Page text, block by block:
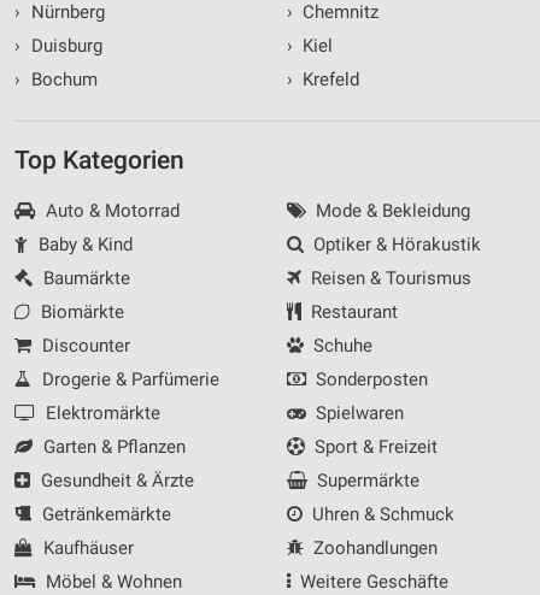
›
Nürnberg
›
Duisburg
›
Bochum
› Chemnitz
› Kiel
› Krefeld
Top Kategorien
Auto & Motorrad
Baby & Kind
Baumärkte
Biomärkte
Discounter
Drogerie & Parfümerie
Elektromärkte
Garten & Pflanzen
Gesundheit & Ärzte
Getränkemärkte
Kaufhäuser
Möbel & Wohnen
Mode & Bekleidung
Optiker & Hörakustik
Reisen & Tourismus
Restaurant
Schuhe
Sonderposten
Spielwaren
Sport & Freizeit
Supermärkte
Uhren & Schmuck
Zoohandlungen
Weitere Geschäfte